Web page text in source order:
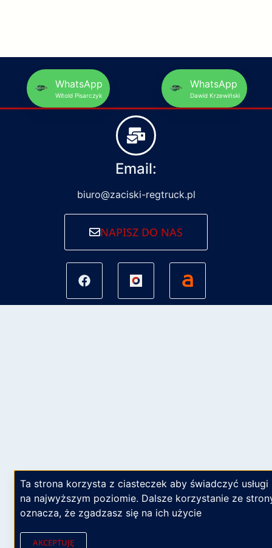
WhatsApp
Witold Pisarczyk
WhatsApp
Dawid Krzewiński
Email:
biuro@zaciski-regtruck.pl
NAPISZ DO NAS
Ta strona korzysta z ciasteczek aby świadczyć usługi
na najwyższym poziomie. Dalsze korzystanie ze
oznacza, że zgadzasz się na ich użycie
AKCEPTUJĘ